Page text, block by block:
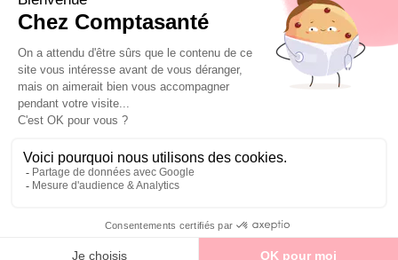
Blog
Guides
Webinaires
Simulateurs
À propos
Tarifs
01 85 09 22 86
FAQ
- Tous droits réservés - Mentions légales - Politique de confidentialité